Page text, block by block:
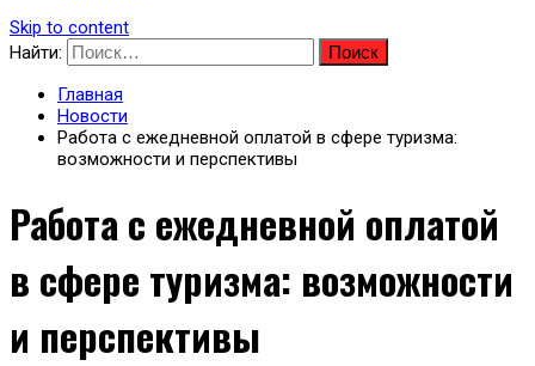
Skip to content
Найти:
Главная
Новости
Работа с ежедневной оплатой в сфере туризма:
возможности и перспективы
Работа с ежедневной оплатой
в сфере туризма: возможности
и перспективы